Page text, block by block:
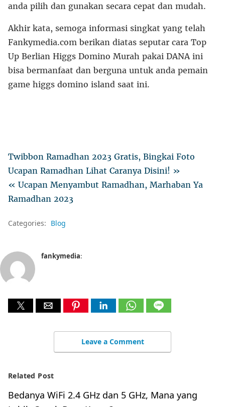
anda pilih dan gunakan secara cepat dan mudah.
Akhir kata, semoga informasi singkat yang telah
Fankymedia.com berikan diatas seputar cara Top
Up Berlian Higgs Domino Murah pakai DANA ini
bisa bermanfaat dan berguna untuk anda pemain
game higgs domino island saat ini.
Twibbon Ramadhan 2023 Gratis, Bingkai Foto
Ucapan Ramadhan Lihat Caranya Disini! »
« Ucapan Menyambut Ramadhan, Marhaban Ya
Ramadhan 2023
Categories: Blog
fankymedia:
Leave a Comment
Related Post
Bedanya WiFi 2.4 GHz dan 5 GHz, Mana yang